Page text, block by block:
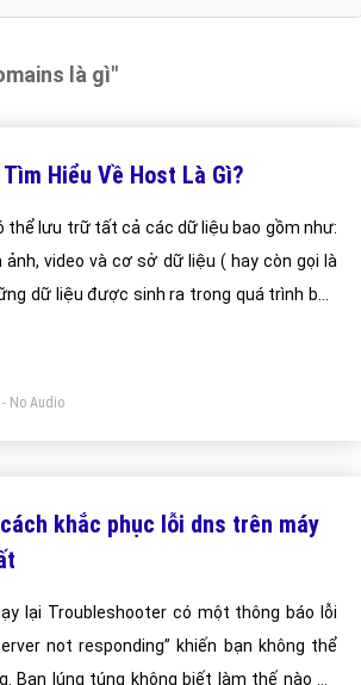
là gì"
Hiểu Về Host Là Gì?
thể lưu trữ tất cả các dữ liệu bao gồm như:
ảnh, video và cơ sở dữ liệu ( hay còn gọi là
dữ liệu được sinh ra trong quá trình bạn
No Audio
khắc phục lỗi dns trên máy
lại Troubleshooter có một thông báo lỗi
not responding” khiến bạn không thể
Bạn lúng túng không biết làm thế nào để